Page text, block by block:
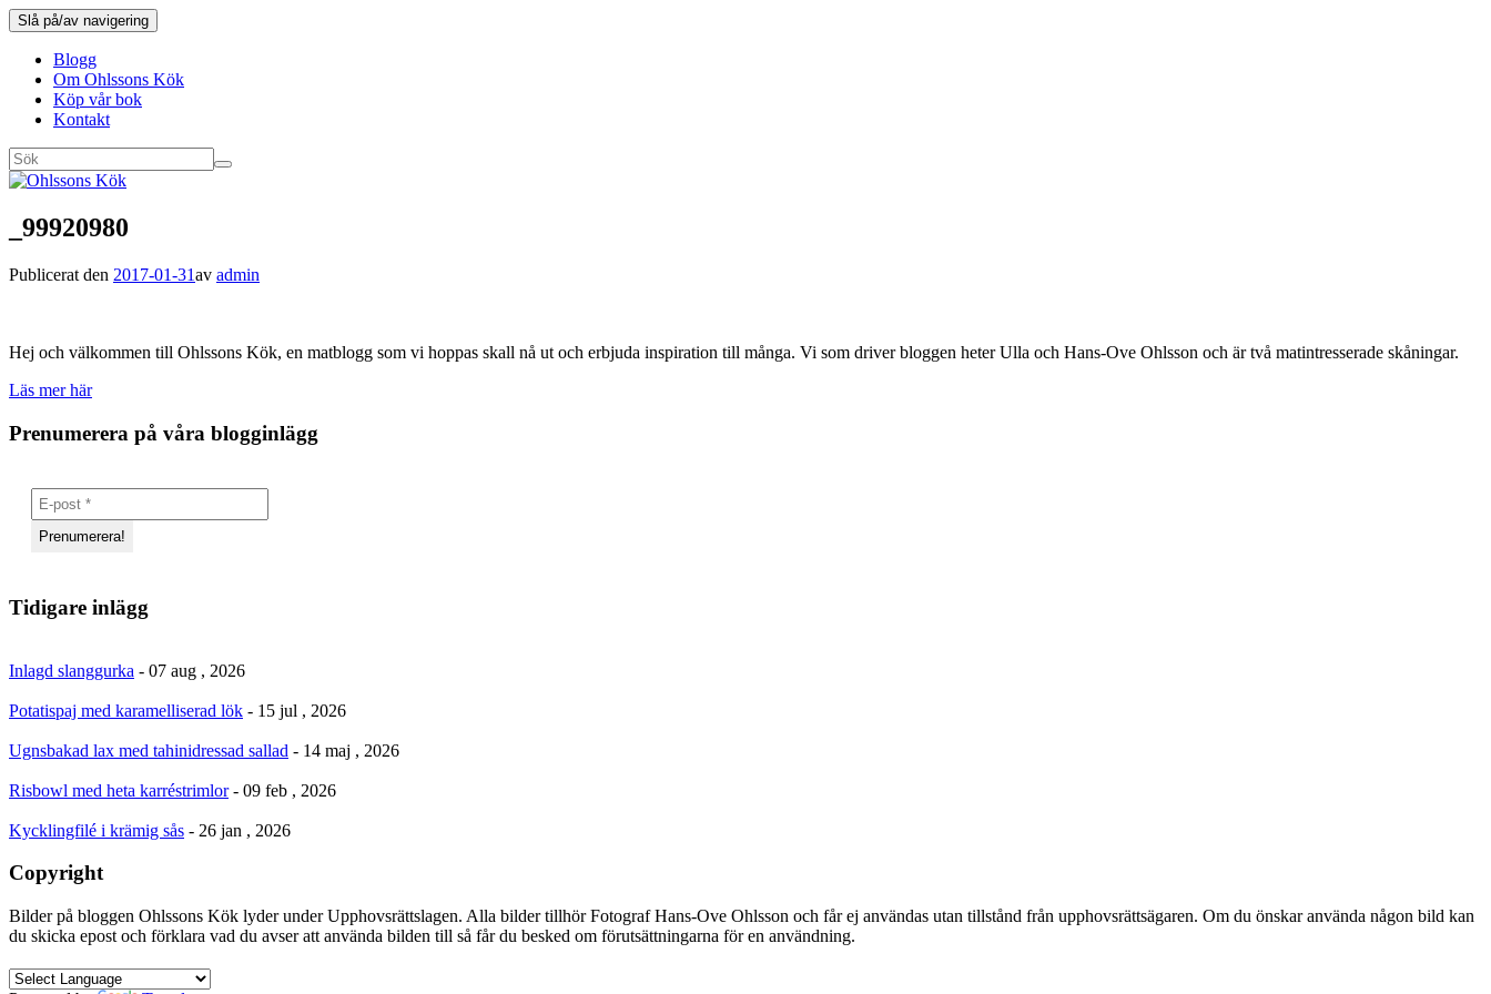
Slå på/av navigering
Blogg
Om Ohlssons Kök
Köp vår bok
Kontakt
_99920980
Publicerat den 2017-01-31av admin
Hej och välkommen till Ohlssons Kök, en matblogg som vi hoppas skall nå ut och erbjuda inspiration till många. Vi som driver bloggen heter Ulla och Hans-Ove Ohlsson och är två matintresserade skåningar.
Läs mer här
Prenumerera på våra blogginlägg
Tidigare inlägg
Inlagd slanggurka - 07 aug , 2026
Potatispaj med karamelliserad lök - 15 jul , 2026
Ugnsbakad lax med tahinidressad sallad - 14 maj , 2026
Risbowl med heta karréstrimlor - 09 feb , 2026
Kycklingfilé i krämig sås - 26 jan , 2026
Copyright
Bilder på bloggen Ohlssons Kök lyder under Upphovsrättslagen. Alla bilder tillhör Fotograf Hans-Ove Ohlsson och får ej användas utan tillstånd från upphovsrättsägaren. Om du önskar använda någon bild kan
du skicka epost och förklara vad du avser att använda bilden till så får du besked om förutsättningarna för en användning.